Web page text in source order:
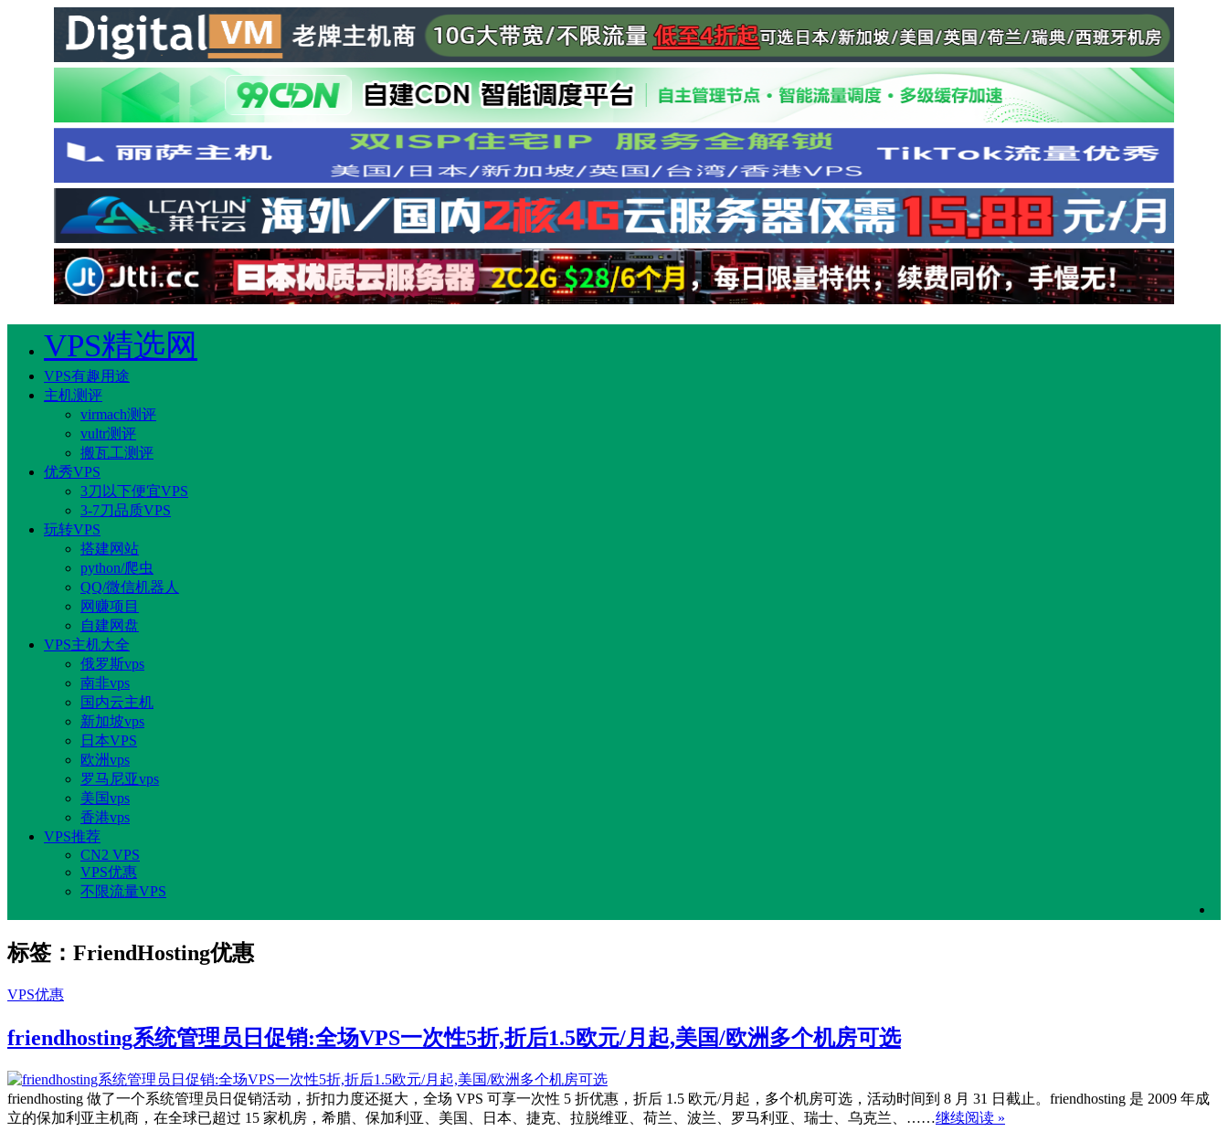
VPS精选网
VPS有趣用途
主机测评
virmach测评
vultr测评
搬瓦工测评
优秀VPS
3刀以下便宜VPS
3-7刀品质VPS
玩转VPS
搭建网站
python/爬虫
QQ/微信机器人
网赚项目
自建网盘
VPS主机大全
俄罗斯vps
南非vps
国内云主机
新加坡vps
日本VPS
欧洲vps
罗马尼亚vps
美国vps
香港vps
VPS推荐
CN2 VPS
VPS优惠
不限流量VPS
标签：FriendHosting优惠
VPS优惠
friendhosting系统管理员日促销:全场VPS一次性5折,折后1.5欧元/月起,美国/欧洲多个机房可选
friendhosting 做了一个系统管理员日促销活动，折扣力度还挺大，全场 VPS 可享一次性 5 折优惠，折后 1.5 欧元/月起，多个机房可选，活动时间到 8 月 31 日截止。friendhosting 是 2009 年成
立的保加利亚主机商，在全球已超过 15 家机房，希腊、保加利亚、美国、日本、捷克、拉脱维亚、荷兰、波兰、罗马利亚、瑞士、乌克兰、……继续阅读 »